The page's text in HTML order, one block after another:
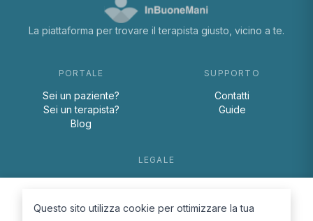
La piattaforma per trovare il terapista giusto, vicino a te.
PORTALE
Sei un paziente?
Sei un terapista?
Blog
SUPPORTO
Contatti
Guide
LEGALE
Cookie Policy
Questo sito utilizza cookie per ottimizzare la tua